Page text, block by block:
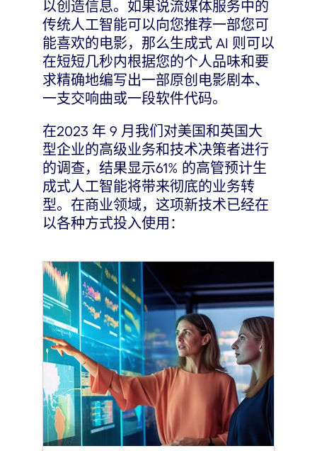
以创造信息。如果说流媒体服务中的
传统人工智能可以向您推荐一部您可
能喜欢的电影，那么生成式 AI 则可以
在短短几秒内根据您的个人品味和要
求精确地编写出一部原创电影剧本、
一支交响曲或一段软件代码。
在2023 年 9 月我们对美国和英国大
型企业的高级业务和技术决策者进行
的调查，结果显示61% 的高管预计生
成式人工智能将带来彻底的业务转
型。在商业领域，这项新技术已经在
以各种方式投入使用：